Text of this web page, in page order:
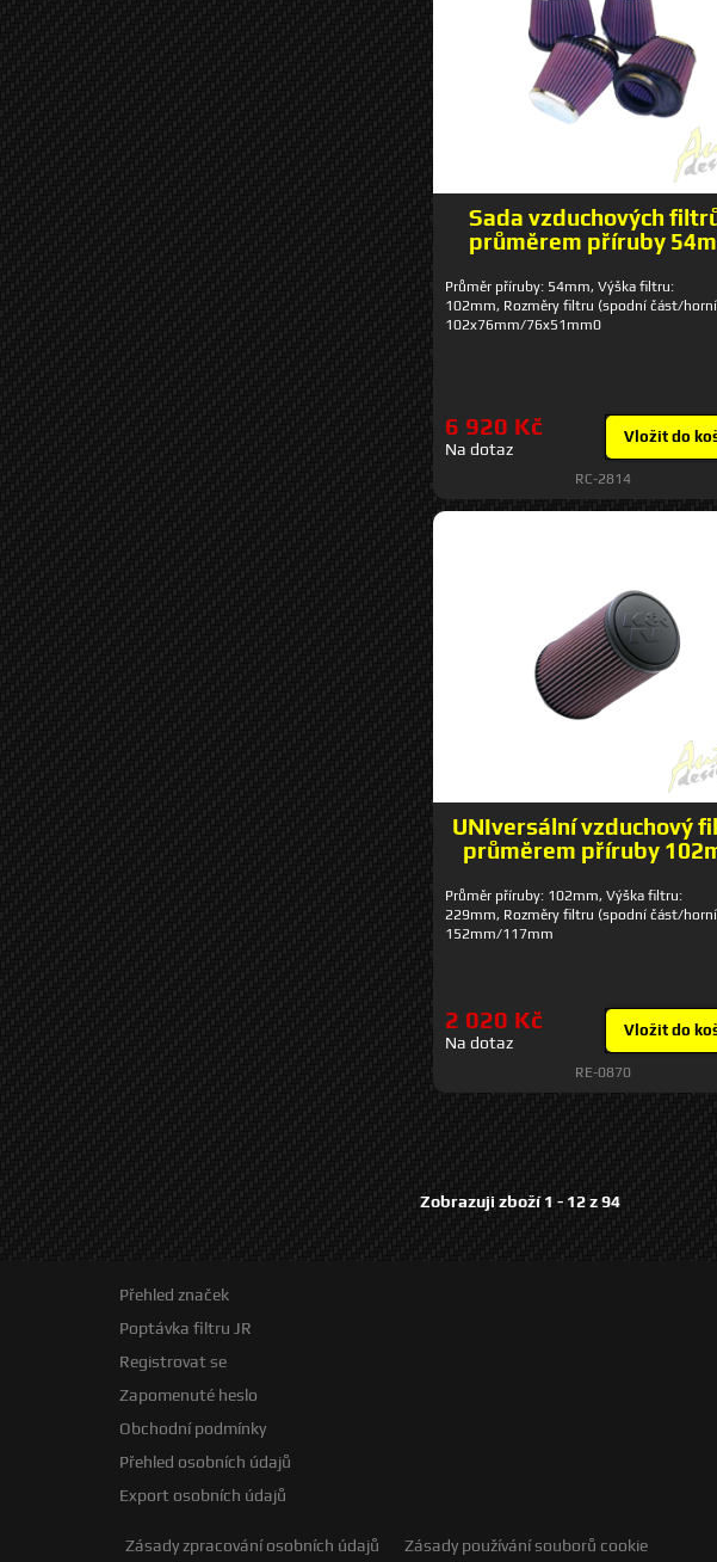
Sada vzduchových
průměrem příruby
Průměr příruby: 54mm, Výška filtru:
102mm, Rozměry filtru (spodní část/
102x76mm/76x51mm0
6 920 Kč
Na dotaz
Vložit do
RC-2814
UNIversální vzduchový
průměrem příruby
Průměr příruby: 102mm, Výška filtru:
229mm, Rozměry filtru (spodní část/
152mm/117mm
2 020 Kč
Na dotaz
Vložit do
RE-0870
Zobrazuji zboží 1 - 12z94
Přehled značek
Poptávka filtru JR
Registrovat se
Zapomenuté heslo
Obchodní podmínky
Přehled osobních údajů
Export osobních údajů
Zásady zpracování osobních údajů Zásady používání souborů cookie